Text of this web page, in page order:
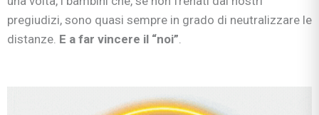
pregiudizi, sono quasi sempre in grado di neutralizzare le
distanze. E a far vincere il “noi”